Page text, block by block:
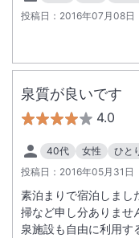
投稿日： 2016年07月08日
泉質が良いです
4.0
40代 女性
ひと
投稿日： 2016年05月31日
素泊まりで宿泊しまし
掃など申し分ありませ
泉施設も自由に利用す